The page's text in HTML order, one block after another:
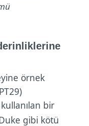
örnek
bir
gibi kötü